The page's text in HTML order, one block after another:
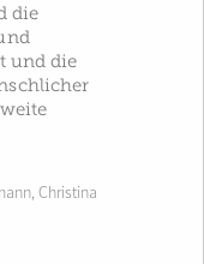
die
und die
,Christina